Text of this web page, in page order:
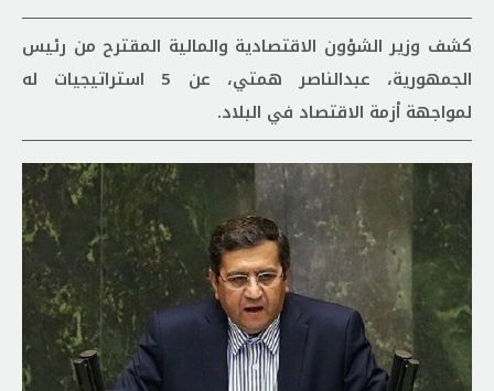
كشف وزير الشؤون الاقتصادية والمالية المقترح من رئيس
الجمهورية، عبدالناصر همتي، عن 5 استراتيجيات له
لمواجهة أزمة الاقتصاد في البلاد.